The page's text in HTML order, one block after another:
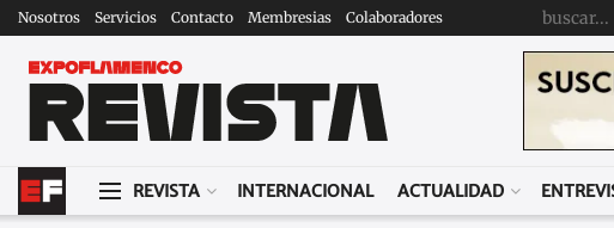
Nosotros Servicios Contacto Membresias Colaboradores
REVISTA INTERNACIONAL ACTUALIDAD